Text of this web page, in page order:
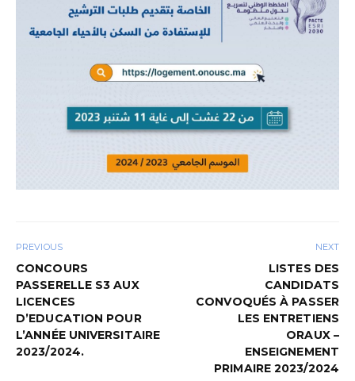
PREVIOUS
CONCOURS
PASSERELLE S3 AUX
LICENCES
D’EDUCATION POUR
L’ANNÉE UNIVERSITAIRE
2023/2024.
NEXT
LISTES DES
CANDIDATS
CONVOQUÉS À PASSER
LES ENTRETIENS
ORAUX –
ENSEIGNEMENT
PRIMAIRE 2023/2024